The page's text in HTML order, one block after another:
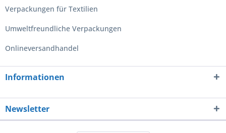
Verpackungen für Textilien
Umweltfreundliche Verpackungen
Onlineversandhandel
Informationen
Newsletter